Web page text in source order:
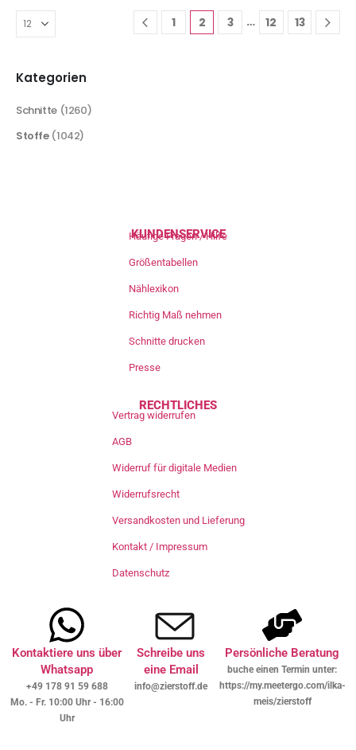
1 2 3 … 12 13
Kategorien
Schnitte (1260)
Stoffe (1042)
KUNDENSERVICE
Häufige Fragen / Hilfe
Größentabellen
Nählexikon
Richtig Maß nehmen
Schnitte drucken
Presse
RECHTLICHES
Vertrag widerrufen
AGB
Widerruf für digitale Medien
Widerrufsrecht
Versandkosten und Lieferung
Kontakt / Impressum
Datenschutz
Kontaktiere uns über
Whatsapp
+49 178 91 59 688
Mo. - Fr. 10:00 Uhr - 16:00
Uhr
Schreibe uns
eine Email
info@zierstoff.de
Persönliche Beratung
buche einen Termin unter:
https://my.meetergo.com/ilka-
meis/zierstoff